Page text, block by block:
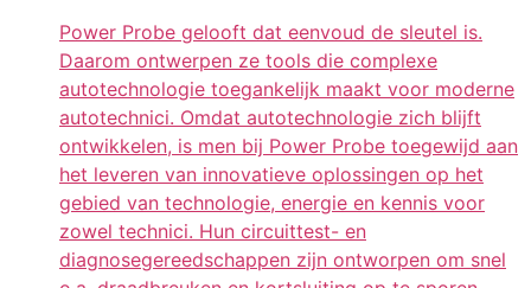
Power Probe gelooft dat eenvoud de sleutel is.
Daarom ontwerpen ze tools die complexe
autotechnologie toegankelijk maakt voor moderne
autotechnici. Omdat autotechnologie zich blijft
ontwikkelen, is men bij Power Probe toegewijd aan
het leveren van innovatieve oplossingen op het
gebied van technologie, energie en kennis voor
zowel technici. Hun circuittest- en
diagnosegereedschappen zijn ontworpen om snel